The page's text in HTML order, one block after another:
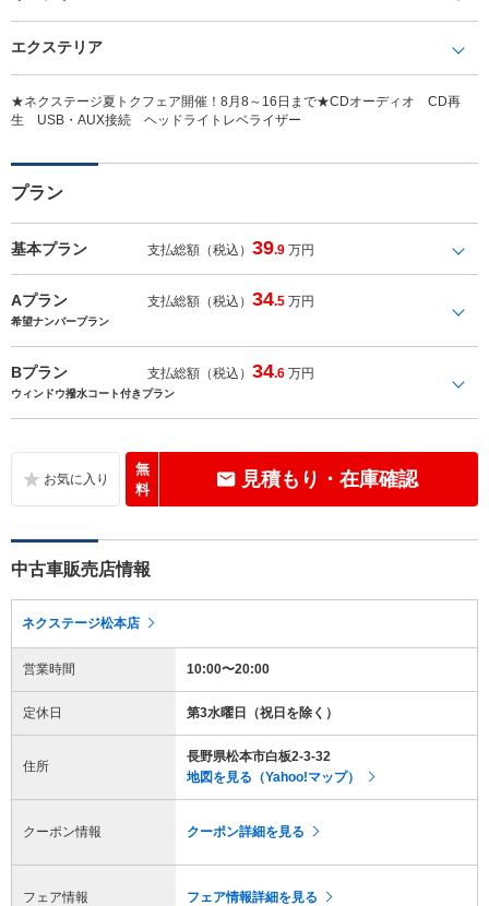
エクステリア
★ネクステージ夏トクフェア開催！8月8～16日まで★CDオーディオ CD再
生 USB・AUX接続 ヘッドライトレベライザー
プラン
基本プラン 支払総額（税込）39.9 万円
Aプラン 支払総額（税込）34.5 万円
希望ナンバープラン
Bプラン 支払総額（税込）34.6 万円
ウィンドウ撥水コート付きプラン
無
料
見積もり・在庫確認
中古車販売店情報
ネクステージ松本店
営業時間 10:00〜20:00
定休日 第3水曜日（祝日を除く）
住所
長野県松本市白板2-3-32
地図を見る（Yahoo!マップ）
クーポン情報 クーポン詳細を見る
フェア情報 フェア情報詳細を見る